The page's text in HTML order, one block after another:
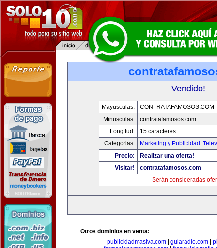
Vendido!
Mayusculas:
CONTRATAFAMOSOS.COM
Minusculas:
contratafamosos.com
Longitud:
15 caracteres
Categorias:
Marketing y Publicidad ,
Precio:
Realizar una oferta!
Visitar!
contratafamosos.com
Serán consideradas
Otros dominios en venta:
publicidadmasiva.com
guiaradio.com